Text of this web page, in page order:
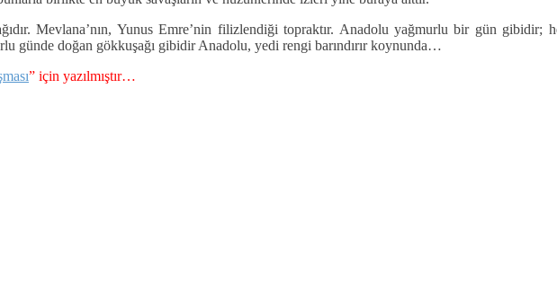
Mevlana’nın, Yunus Emre’nin filizlendiği topraktır. Anadolu yağmurlu bir gün
günde doğan gökkuşağı gibidir Anadolu, yedi rengi barındırır koynunda…
” için yazılmıştır…